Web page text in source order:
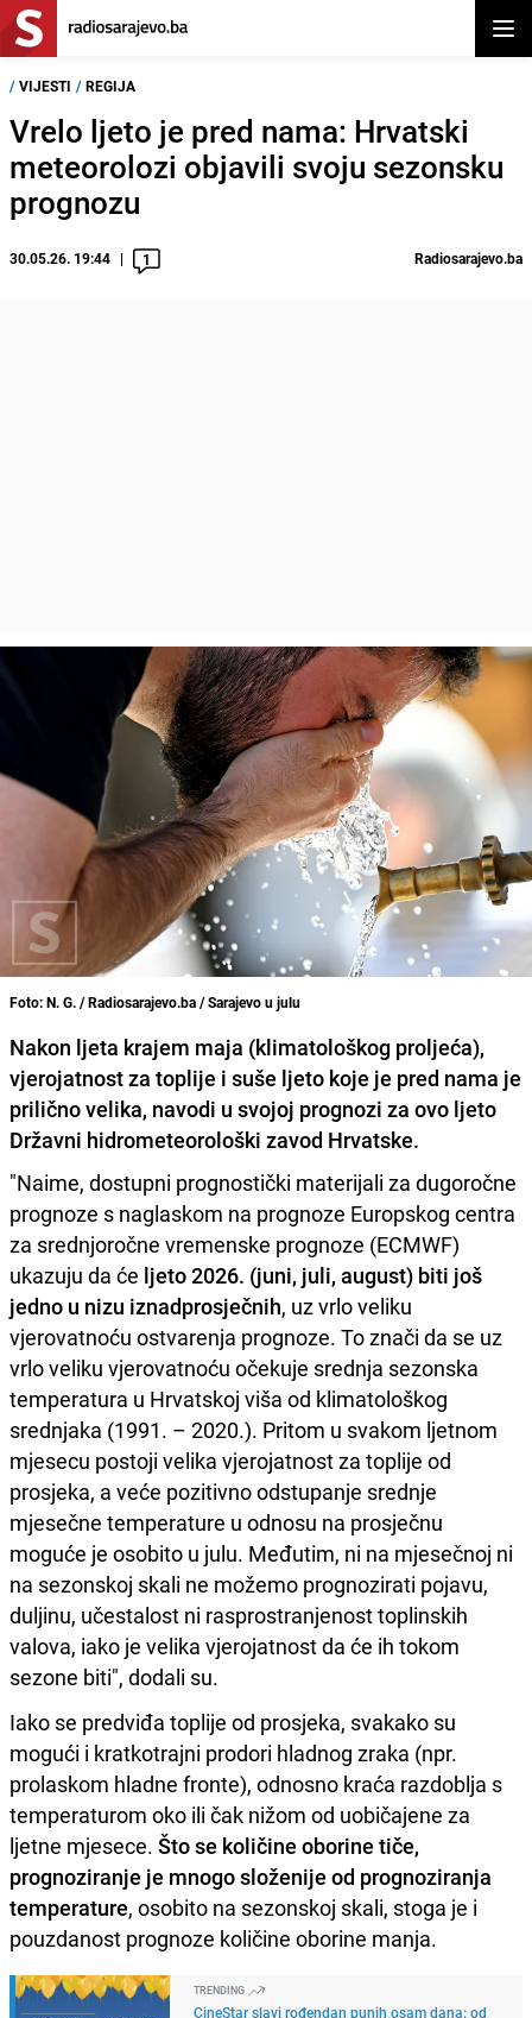
/ VIJESTI / REGIJA
Vrelo ljeto je pred nama: Hrvatski
meteorolozi objavili svoju sezonsku
prognozu
30.05.26. 19:44 1 Radiosarajevo.ba
Foto: N. G. / Radiosarajevo.ba / Sarajevo u julu
Nakon ljeta krajem maja (klimatološkog proljeća),
vjerojatnost za toplije i suše ljeto koje je pred nama je
prilično velika, navodi u svojoj prognozi za ovo ljeto
Državni hidrometeorološki zavod Hrvatske.
"Naime, dostupni prognostički materijali za dugoročne
prognoze s naglaskom na prognoze Europskog centra
za srednjoročne vremenske prognoze (ECMWF)
ukazuju da će ljeto 2026. (juni, juli, august) biti još
jedno u nizu iznadprosječnih, uz vrlo veliku
vjerovatnoću ostvarenja prognoze. To znači da se uz
vrlo veliku vjerovatnoću očekuje srednja sezonska
temperatura u Hrvatskoj viša od klimatološkog
srednjaka (1991. – 2020.). Pritom u svakom ljetnom
mjesecu postoji velika vjerojatnost za toplije od
prosjeka, a veće pozitivno odstupanje srednje
mjesečne temperature u odnosu na prosječnu
moguće je osobito u julu. Međutim, ni na mjesečnoj ni
na sezonskoj skali ne možemo prognozirati pojavu,
duljinu, učestalost ni rasprostranjenost toplinskih
valova, iako je velika vjerojatnost da će ih tokom
sezone biti", dodali su.
Iako se predviđa toplije od prosjeka, svakako su
mogući i kratkotrajni prodori hladnog zraka (npr.
prolaskom hladne fronte), odnosno kraća razdoblja s
temperaturom oko ili čak nižom od uobičajene za
ljetne mjesece. Što se količine oborine tiče,
prognoziranje je mnogo složenije od prognoziranja
temperature, osobito na sezonskoj skali, stoga je i
pouzdanost prognoze količine oborine manja.
TRENDING
CineStar slavi rođendan punih osam dana: od